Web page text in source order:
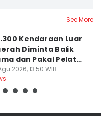
See More
Kendaraan Luar
Diminta Balik
dan Pakai Pelat
2026, 13:50 WIB